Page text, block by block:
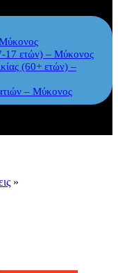
17 ετών) – Μύκονος
(60+ ετών) –
– Μύκονος
»